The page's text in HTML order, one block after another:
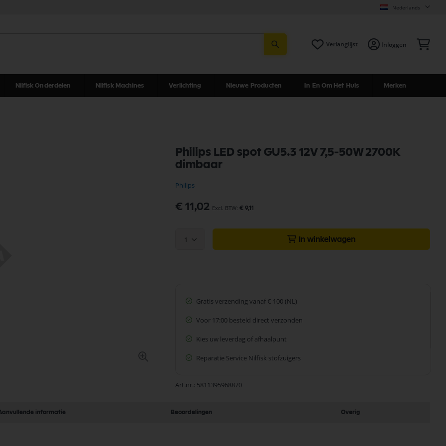
Nederlands
Verlanglijst Inloggen
Nilfisk Onderdelen Nilfisk Machines Verlichting Nieuwe Producten In En Om Het Huis Merken
Philips LED spot GU5.3 12V 7,5-50W 2700K
dimbaar
Philips
€ 11,02 € 9,11
1 In winkelwagen
Gratis verzending vanaf € 100 (NL)
Voor 17:00 besteld direct verzonden
Kies uw leverdag of afhaalpunt
Reparatie Service Nilfisk stofzuigers
Art.nr. 5811395968870
informatie Beoordelingen Overig